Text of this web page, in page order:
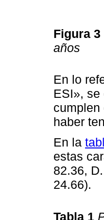
Figura 3
años
En lo
ESI»,
cumplen
haber
En la
estas
82.36,
24.66).
Tabla 1